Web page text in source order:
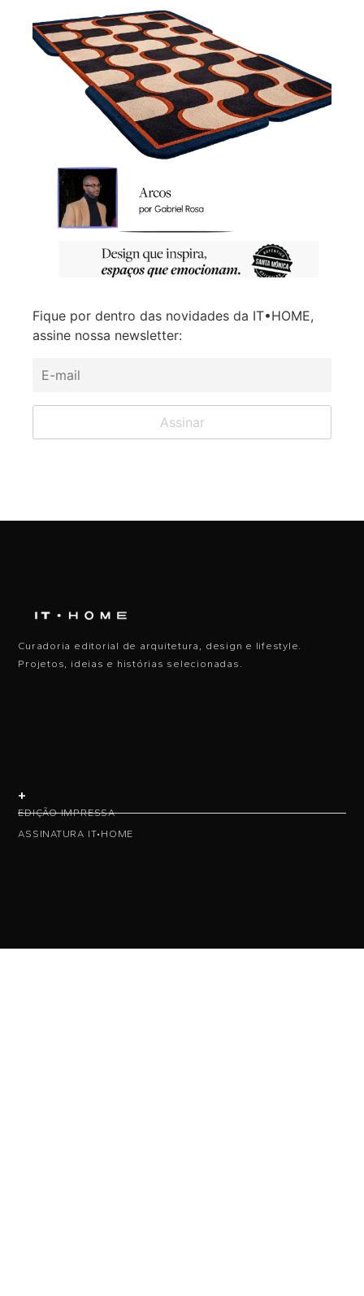
Fique por dentro das novidades da IT•HOME,
assine nossa newsletter:
Curadoria editorial de arquitetura, design e lifestyle.
Projetos, ideias e histórias selecionadas.
+
EDIÇÃO IMPRESSA
ASSINATURA IT•HOME